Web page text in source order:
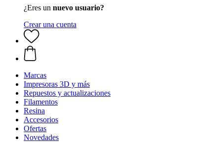
¿Eres un nuevo usuario?
Crear una cuenta
Marcas
Impresoras 3D y más
Repuestos y actualizaciones
Filamentos
Resina
Accesorios
Ofertas
Novedades